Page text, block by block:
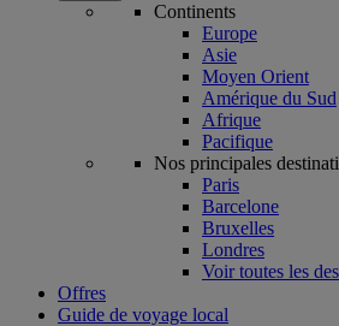
Continents
Europe
Asie
Moyen Orient
Amérique du Sud
Afrique
Pacifique
Nos principales
Paris
Barcelone
Bruxelles
Londres
Voir toutes les
Offres
Guide de voyage local